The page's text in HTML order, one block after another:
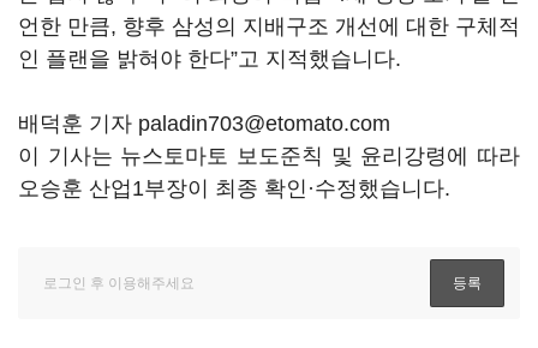
언한 만큼, 향후 삼성의 지배구조 개선에 대한 구체적
인 플랜을 밝혀야 한다”고 지적했습니다.
배덕훈 기자 paladin703@etomato.com
이 기사는 뉴스토마토 보도준칙 및 윤리강령에 따라
오승훈 산업1부장이 최종 확인·수정했습니다.